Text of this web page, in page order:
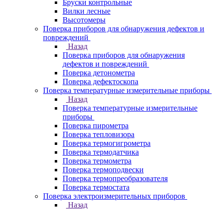
Бруски контрольные
Вилки лесные
Высотомеры
Поверка приборов для обнаружения дефектов и
повреждений
Назад
Поверка приборов для обнаружения
дефектов и повреждений
Поверка детонометра
Поверка дефектоскопа
Поверка температурные измерительные приборы
Назад
Поверка температурные измерительные
приборы
Поверка пирометра
Поверка тепловизора
Поверка термогигрометра
Поверка термодатчика
Поверка термометра
Поверка термоподвески
Поверка термопреобразователя
Поверка термостата
Поверка электроизмерительных приборов
Назад